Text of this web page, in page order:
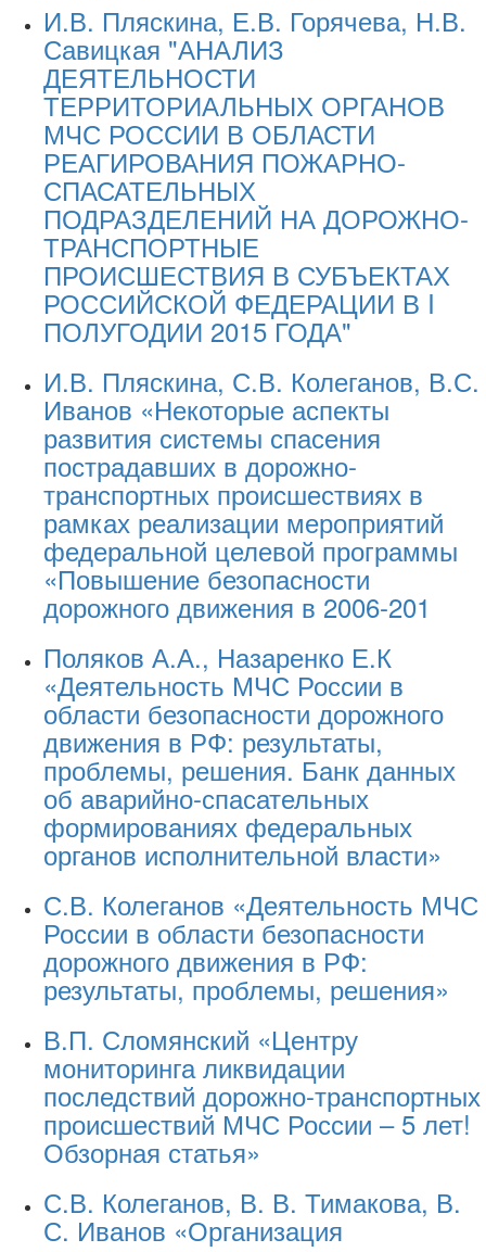
И.В. Пляскина, Е.В. Горячева, Н.В.
Савицкая "АНАЛИЗ
ДЕЯТЕЛЬНОСТИ
ТЕРРИТОРИАЛЬНЫХ ОРГАНОВ
МЧС РОССИИ В ОБЛАСТИ
РЕАГИРОВАНИЯ ПОЖАРНО-
СПАСАТЕЛЬНЫХ
ПОДРАЗДЕЛЕНИЙ НА ДОРОЖНО-
ТРАНСПОРТНЫЕ
ПРОИСШЕСТВИЯ В СУБЪЕКТАХ
РОССИЙСКОЙ ФЕДЕРАЦИИ В I
ПОЛУГОДИИ 2015 ГОДА"
И.В. Пляскина, С.В. Колеганов, В.С.
Иванов «Некоторые аспекты
развития системы спасения
пострадавших в дорожно-
транспортных происшествиях в
рамках реализации мероприятий
федеральной целевой программы
«Повышение безопасности
дорожного движения в 2006-201
Поляков А.А., Назаренко Е.К
«Деятельность МЧС России в
области безопасности дорожного
движения в РФ: результаты,
проблемы, решения. Банк данных
об аварийно-спасательных
формированиях федеральных
органов исполнительной власти»
С.В. Колеганов «Деятельность МЧС
России в области безопасности
дорожного движения в РФ:
результаты, проблемы, решения»
В.П. Сломянский «Центру
мониторинга ликвидации
последствий дорожно-транспортных
происшествий МЧС России – 5 лет!
Обзорная статья»
С.В. Колеганов, В. В. Тимакова, В.
С. Иванов «Организация